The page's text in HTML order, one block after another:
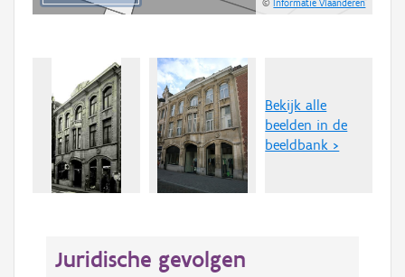
©Informatie Vlaanderen
Bekijk alle
beelden in de
beeldbank >
Juridische gevolgen